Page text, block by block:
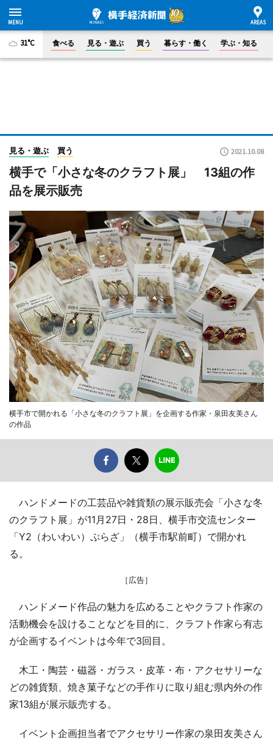
31°C 食べる 見る・遊ぶ 買う 暮らす・働く 学ぶ・知る
見る・遊ぶ 買う 2021.10.08
横手で「小さな冬のクラフト展」 13組の作
品を展示販売
横手市で開かれる「小さな冬のクラフト展」を企画する作家・泉田友美さん
の作品
ハンドメードの工芸品や雑貨類の展示販売会「小さな冬
のクラフト展」が11月27日・28日、横手市交流センター
「Y2（わいわい）ぷらざ」（横手市駅前町）で開かれ
る。
［広告］
ハンドメード作品の魅力を広めることやクラフト作家の
活動機会を設けることなどを目的に、クラフト作家ら有志
が企画するイベントは今年で3回目。
木工・陶芸・磁器・ガラス・皮革・布・アクセサリーな
どの雑貨類、焼き菓子などの手作りに取り組む県内外の作
家13組が展示販売する。
イベント企画担当者でアクセサリー作家の泉田友美さん